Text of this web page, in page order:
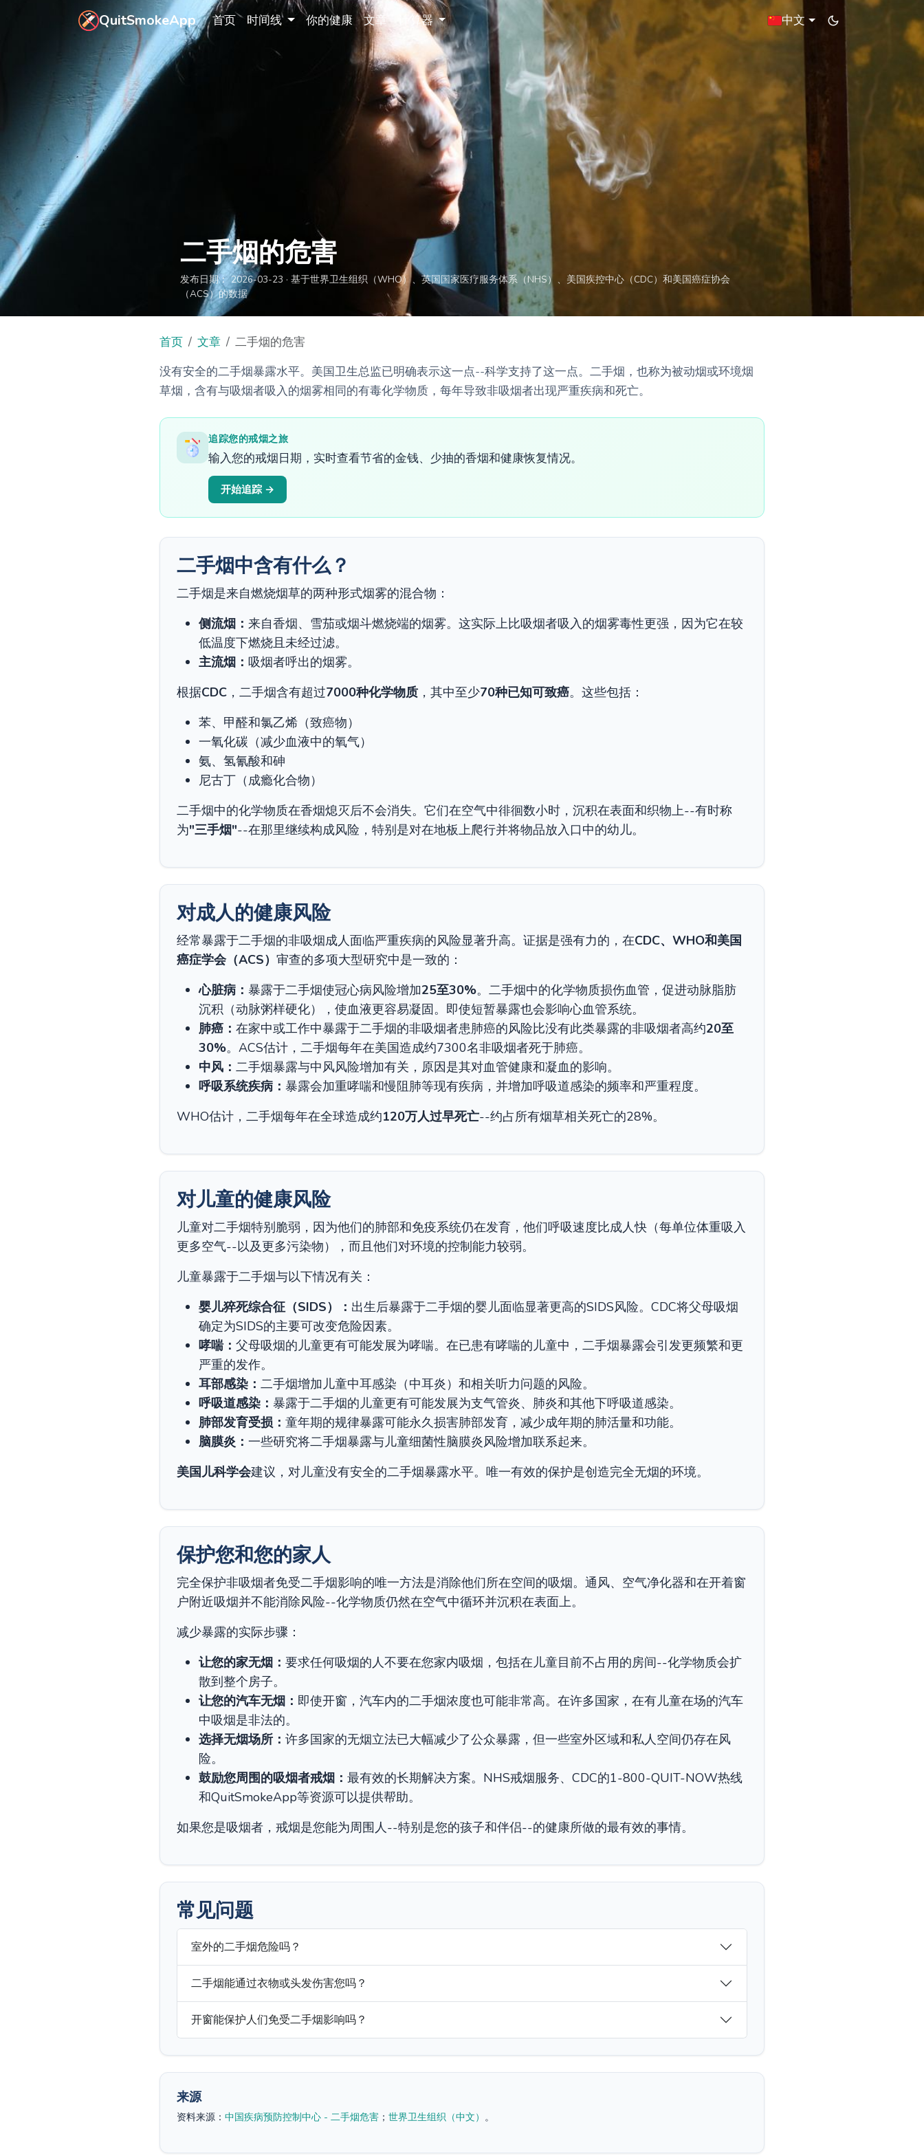
QuitSmokeApp 首页 时间线 你的健康 文章 计算器 中文
二手烟的危害
发布日期：2026-03-23 · 基于世界卫生组织（WHO）、英国国家医疗服务体系（NHS）、美国疾控中心（CDC）和美国癌症协会
（ACS）的数据
首页 文章
二手烟的危害
没有安全的二手烟暴露水平。美国卫生总监已明确表示这一点--科学支持了这一点。二手烟，也称为被动烟或环境烟
草烟，含有与吸烟者吸入的烟雾相同的有毒化学物质，每年导致非吸烟者出现严重疾病和死亡。
追踪您的戒烟之旅
输入您的戒烟日期，实时查看节省的金钱、少抽的香烟和健康恢复情况。
开始追踪 →
二手烟中含有什么？
二手烟是来自燃烧烟草的两种形式烟雾的混合物：
侧流烟： 来自香烟、雪茄或烟斗燃烧端的烟雾。这实际上比吸烟者吸入的烟雾毒性更强，因为它在较
低温度下燃烧且未经过滤。
主流烟： 吸烟者呼出的烟雾。
根据CDC ，二手烟含有超过7000种化学物质 ，其中至少70种已知可致癌。这些包括：
苯、甲醛和氯乙烯（致癌物）
一氧化碳（减少血液中的氧气）
氨、氢氰酸和砷
尼古丁（成瘾化合物）
二手烟中的化学物质在香烟熄灭后不会消失。它们在空气中徘徊数小时，沉积在表面和织物上--有时称
为"三手烟"--在那里继续构成风险，特别是对在地板上爬行并将物品放入口中的幼儿。
对成人的健康风险
经常暴露于二手烟的非吸烟成人面临严重疾病的风险显著升高。证据是强有力的，在CDC、WHO和美国
癌症学会（ACS） 审查的多项大型研究中是一致的：
心脏病： 暴露于二手烟使冠心病风险增加25至30%。二手烟中的化学物质损伤血管，促进动脉脂肪
沉积（动脉粥样硬化），使血液更容易凝固。即使短暂暴露也会影响心血管系统。
肺癌： 在家中或工作中暴露于二手烟的非吸烟者患肺癌的风险比没有此类暴露的非吸烟者高约20至
30%。ACS估计，二手烟每年在美国造成约7300名非吸烟者死于肺癌。
中风： 二手烟暴露与中风风险增加有关，原因是其对血管健康和凝血的影响。
呼吸系统疾病： 暴露会加重哮喘和慢阻肺等现有疾病，并增加呼吸道感染的频率和严重程度。
WHO估计，二手烟每年在全球造成约120万人过早死亡--约占所有烟草相关死亡的28%。
对儿童的健康风险
儿童对二手烟特别脆弱，因为他们的肺部和免疫系统仍在发育，他们呼吸速度比成人快（每单位体重吸入
更多空气--以及更多污染物），而且他们对环境的控制能力较弱。
儿童暴露于二手烟与以下情况有关：
婴儿猝死综合征（SIDS）： 出生后暴露于二手烟的婴儿面临显著更高的SIDS风险。CDC将父母吸烟
确定为SIDS的主要可改变危险因素。
哮喘： 父母吸烟的儿童更有可能发展为哮喘。在已患有哮喘的儿童中，二手烟暴露会引发更频繁和更
严重的发作。
耳部感染： 二手烟增加儿童中耳感染（中耳炎）和相关听力问题的风险。
呼吸道感染： 暴露于二手烟的儿童更有可能发展为支气管炎、肺炎和其他下呼吸道感染。
肺部发育受损： 童年期的规律暴露可能永久损害肺部发育，减少成年期的肺活量和功能。
脑膜炎： 一些研究将二手烟暴露与儿童细菌性脑膜炎风险增加联系起来。
美国儿科学会建议，对儿童没有安全的二手烟暴露水平。唯一有效的保护是创造完全无烟的环境。
保护您和您的家人
完全保护非吸烟者免受二手烟影响的唯一方法是消除他们所在空间的吸烟。通风、空气净化器和在开着窗
户附近吸烟并不能消除风险--化学物质仍然在空气中循环并沉积在表面上。
减少暴露的实际步骤：
让您的家无烟： 要求任何吸烟的人不要在您家内吸烟，包括在儿童目前不占用的房间--化学物质会扩
散到整个房子。
让您的汽车无烟： 即使开窗，汽车内的二手烟浓度也可能非常高。在许多国家，在有儿童在场的汽车
中吸烟是非法的。
选择无烟场所： 许多国家的无烟立法已大幅减少了公众暴露，但一些室外区域和私人空间仍存在风
险。
鼓励您周围的吸烟者戒烟： 最有效的长期解决方案。NHS戒烟服务、CDC的1-800-QUIT-NOW热线
和QuitSmokeApp等资源可以提供帮助。
如果您是吸烟者，戒烟是您能为周围人--特别是您的孩子和伴侣--的健康所做的最有效的事情。
常见问题
室外的二手烟危险吗？
二手烟能通过衣物或头发伤害您吗？
开窗能保护人们免受二手烟影响吗？
来源
资料来源： 中国疾病预防控制中心 - 二手烟危害 ； 世界卫生组织（中文） 。